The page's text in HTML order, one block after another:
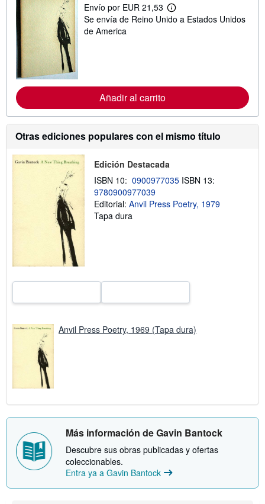
Envío por EUR 21,53
M
á
i
ó
n
s
l
v
Se envía de Reino Unido a Estados Unidos
de America
Añadir al carrito
Otras ediciones populares con el mismo título
Edición Destacada
ISBN 10: 0900977035 ISBN 13:
9780900977039
Editorial: Anvil Press Poetry, 1979
Tapa dura
Anvil Press Poetry, 1969 (Tapa dura)
Más información de Gavin Bantock
Descubre sus obras publicadas y ofertas
coleccionables.
Entra ya a Gavin Bantock